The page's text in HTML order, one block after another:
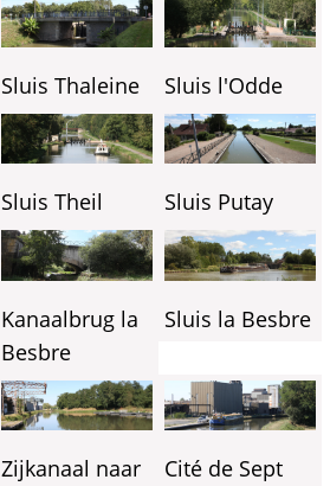
Sluis Thaleine Sluis l'Odde
Sluis Theil Sluis Putay
Kanaalbrug la
Besbre
Sluis la Besbre
Zijkanaal naar
Cité de Sept